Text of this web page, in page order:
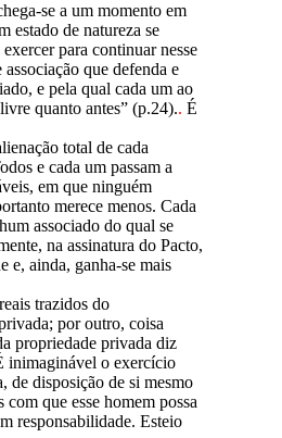
se a um momento em
estado de natureza se
para continuar nesse
que defenda e
e pela qual cada um ao
quanto antes” (p.24).. É
total de cada
e cada um passam a
em que ninguém
merece menos. Cada
associado do qual se
na assinatura do Pacto,
e, ainda, ganha-se mais
trazidos do
por outro, coisa
propriedade privada diz
inimaginável o exercício
de disposição de si mesmo
que esse homem possa
responsabilidade. Esteio